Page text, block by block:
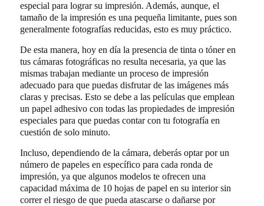
especial para lograr su impresión. Además, aunque, el
tamaño de la impresión es una pequeña limitante, pues son
generalmente fotografías reducidas, esto es muy práctico.
De esta manera, hoy en día la presencia de tinta o tóner en
tus cámaras fotográficas no resulta necesaria, ya que las
mismas trabajan mediante un proceso de impresión
adecuado para que puedas disfrutar de las imágenes más
claras y precisas. Esto se debe a las películas que emplean
un papel adhesivo con todas las propiedades de impresión
especiales para que puedas contar con tu fotografía en
cuestión de solo minuto.
Incluso, dependiendo de la cámara, deberás optar por un
número de papeles en específico para cada ronda de
impresión, ya que algunos modelos te ofrecen una
capacidad máxima de 10 hojas de papel en su interior sin
correr el riesgo de que pueda atascarse o dañarse por